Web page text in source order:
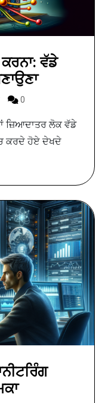
ਵੱਡੇ
0
ਜ਼ਿਆਦਾਤਰ ਲੋਕ ਵੱਡੇ
ਕਰਦੇ ਹੋਏ ਦੇਖਦੇ